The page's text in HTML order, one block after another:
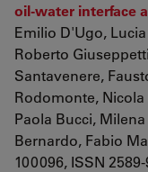
oil-water interface
Emilio D'Ugo,
Roberto
Santavenere,
Rodomonte,
Paola Bucci,
Bernardo, Fabio
100096, ISSN 2589-